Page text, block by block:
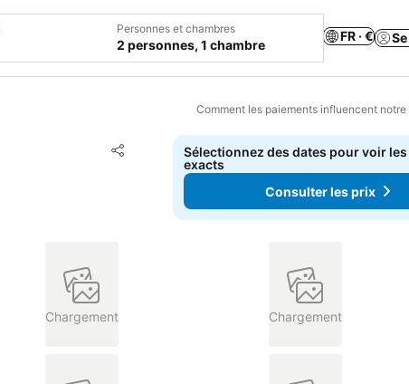
Personnes et chambres
2 personnes, 1 chambre
FR · €
Comment les paiements influencent
Partager
Ajouter à mes favoris
Sélectionnez des dates pour voir
exacts
Consulter les prix
Chargement Chargement